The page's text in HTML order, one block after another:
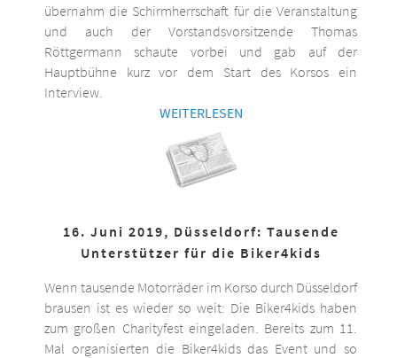
übernahm die Schirmherrschaft für die Veranstaltung
und auch der Vorstandsvorsitzende Thomas
Röttgermann schaute vorbei und gab auf der
Hauptbühne kurz vor dem Start des Korsos ein
Interview.
WEITERLESEN
16. Juni 2019, Düsseldorf: Tausende
Unterstützer für die Biker4kids
Wenn tausende Motorräder im Korso durch Düsseldorf
brausen ist es wieder so weit: Die Biker4kids haben
zum großen Charityfest eingeladen. Bereits zum 11.
Mal organisierten die Biker4kids das Event und so